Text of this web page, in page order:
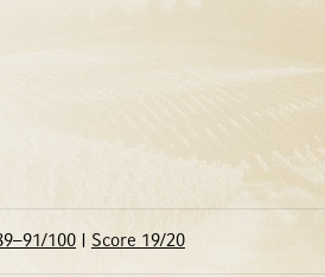
100 Score 19/20